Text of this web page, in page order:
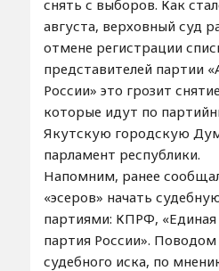
снять с выборов. Как
августа, верховный суд
отмене регистрации
представителей партии
России» это грозит
которые идут по
Якутскую городскую
парламент республики.
Напомним, ранее
«эсеров» начать
партиями: КПРФ, «Единая
партия России». Поводом
судебного иска, по